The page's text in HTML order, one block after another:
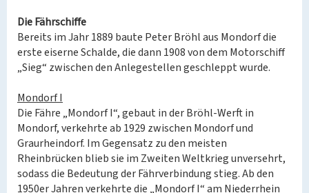
Die Fährschiffe
Bereits im Jahr 1889 baute Peter Bröhl aus Mondorf die
erste eiserne Schalde, die dann 1908 von dem Motorschiff
„Sieg“ zwischen den Anlegestellen geschleppt wurde.
Mondorf I
Die Fähre „Mondorf I“, gebaut in der Bröhl-Werft in
Mondorf, verkehrte ab 1929 zwischen Mondorf und
Graurheindorf. Im Gegensatz zu den meisten
Rheinbrücken blieb sie im Zweiten Weltkrieg unversehrt,
sodass die Bedeutung der Fährverbindung stieg. Ab den
1950er Jahren verkehrte die „Mondorf I“ am Niederrhein